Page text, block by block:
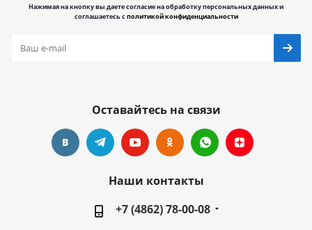
Нажимая на кнопку вы даете согласие на обработку персональных данных и
соглашаетесь сполитикой конфиденциальности
Оставайтесь на связи
Наши контакты
+7 (4862) 78-00-08